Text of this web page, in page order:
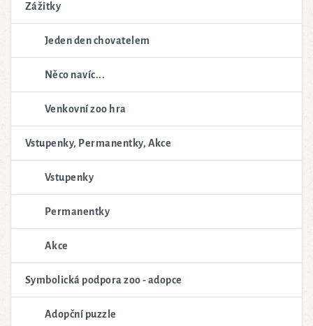
Zážitky
Jeden den chovatelem
Něco navíc...
Venkovní zoo hra
Vstupenky, Permanentky, Akce
Vstupenky
Permanentky
Akce
Symbolická podpora zoo - adopce
Adopční puzzle